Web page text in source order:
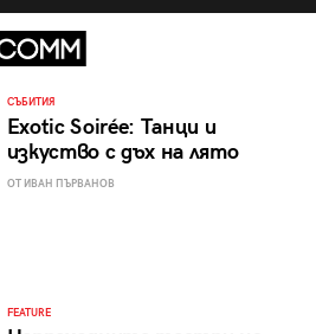
СЪБИТИЯ
Exotic Soirée: Танци и
изкуство с дъх на лято
ОТ ИВАН ПЪРВАНОВ
FEATURE